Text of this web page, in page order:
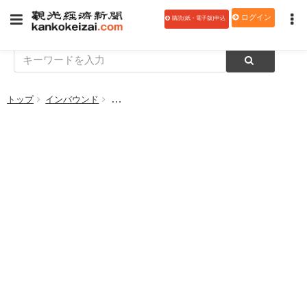
購読(紙・電子版)申込 ログイン
トップ インバウンド 深セン航空、12月19日から札幌/千歳〜深セン